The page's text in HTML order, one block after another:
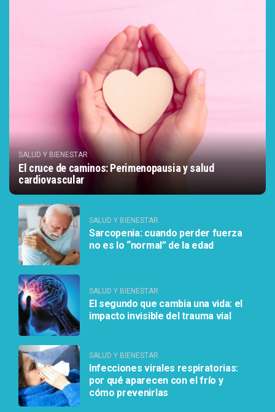
SALUD Y BIENESTAR
El cruce de caminos: Perimenopausia y salud
cardiovascular
SALUD Y BIENESTAR
Sarcopenia: cuando perder fuerza
no es lo “normal” de la edad
SALUD Y BIENESTAR
El segundo que cambia una vida: el
impacto invisible del trauma vial
SALUD Y BIENESTAR
Infecciones virales respiratorias:
por qué aparecen con el frío y
cómo prevenirlas